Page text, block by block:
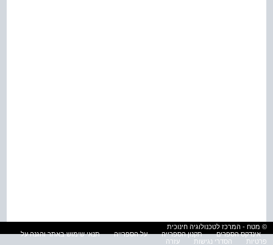
© מטח - המרכז לטכנולוגיה חינוכית
אינדקס הספרים
תקנון הספרייה על הספרייה
תנאי שימוש באתר והגנה על
פרטיות
הסדרי נגישות עזרה